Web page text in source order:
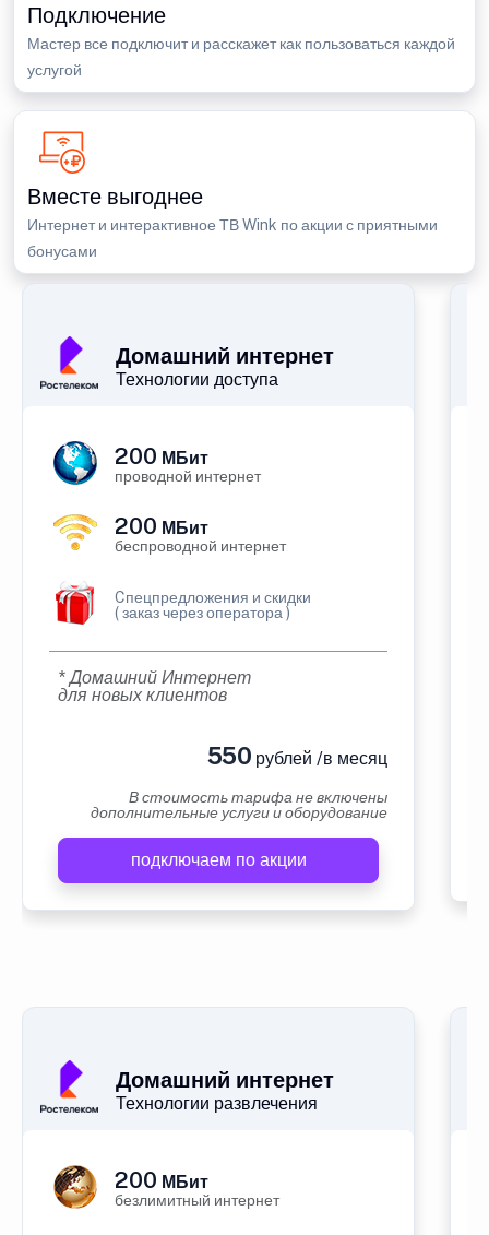
Подключение
Мастер все подключит и расскажет как пользоваться каждой
услугой
Вместе выгоднее
Интернет и интерактивное ТВ Wink по акции с приятными
бонусами
Домашний интернет
Технологии доступа
200 МБит
проводной интернет
200 МБит
беспроводной интернет
Cпецпредложения и скидки
( заказ через оператора )
* Домашний Интернет
для новых клиентов
550 рублей /в месяц
В стоимость тарифа не включены
дополнительные услуги и оборудование
подключаем по акции
Домашний интернет
Технологии развлечения
200 МБит
безлимитный интернет